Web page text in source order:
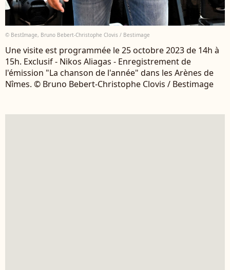
© BestImage, Bruno Bebert-Christophe Clovis / Bestimage
Une visite est programmée le 25 octobre 2023 de 14h à
15h. Exclusif - Nikos Aliagas - Enregistrement de
l'émission "La chanson de l'année" dans les Arènes de
Nîmes. © Bruno Bebert-Christophe Clovis / Bestimage